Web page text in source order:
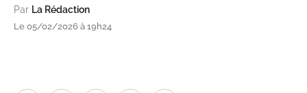
Par La Rédaction
Le 05/02/2026 à 19h24